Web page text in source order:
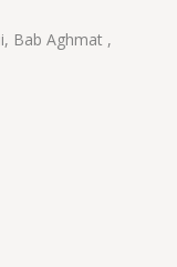
Bab Aghmat ,